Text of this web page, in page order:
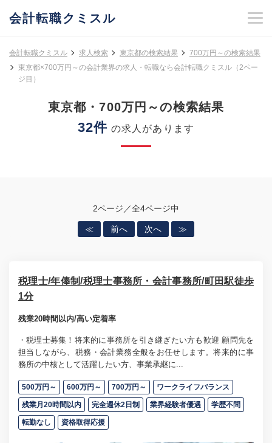
会計転職クミスル
会計転職クミスル 求人検索 東京都の検索結果
700万円～の検索結果
東京都×700万円～の会計業界の求人・転職なら会計転職クミスル（2ペー
ジ目）
東京都・700万円～の検索結果
32件 の求人があります
2ページ／全4ページ中
≪ 前へ 次へ ≫
税理士/年俸制/税理士事務所・会計事務所/町田駅徒歩
1分
残業20時間以内/高い定着率
・税理士募集！将来的に事務所を引き継ぎたい方も歓迎 顧問先を
担当しながら、税務・会計業務全般をお任せします。将来的に事
務所の中核として活躍したい方、事業承継に...
500万円～ 600万円～ 700万円～ ワークライフバランス
残業月20時間以内 完全週休2日制 業界経験者優遇 学歴不問
転勤なし 資格取得応援